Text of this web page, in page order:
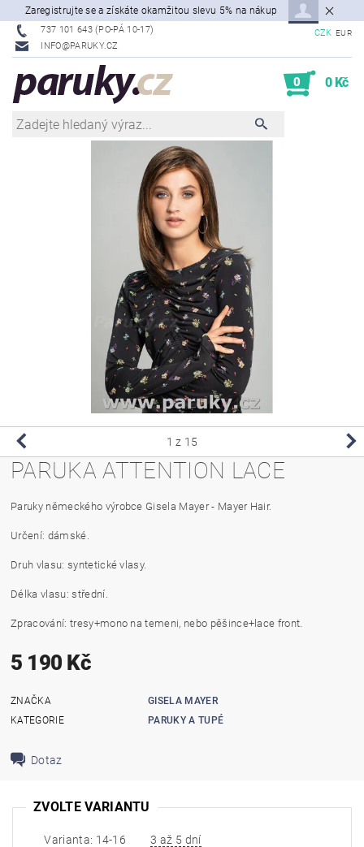
Zaregistrujte se a získáte okamžitou slevu 5% na nákup
737 101 643 (PO-PÁ 10-17)
INFO@PARUKY.CZ
CZK EUR
0 0 Kč
1 z 15
PARUKA ATTENTION LACE
Paruky německého výrobce Gisela Mayer - Mayer Hair.
Určení: dámské.
Druh vlasu: syntetické vlasy.
Délka vlasu: střední.
Zpracování: tresy+mono na temeni, nebo pěšince+lace front.
5 190 Kč
ZNAČKA
GISELA MAYER
KATEGORIE
PARUKY A TUPÉ
Dotaz
ZVOLTE VARIANTU
Varianta: 14-16 3 až 5 dní